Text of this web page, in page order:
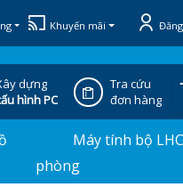
Khuyến mãi
dựng
hình PC
Tra cứu
đơn hàng
Máy tính bộ
phòng